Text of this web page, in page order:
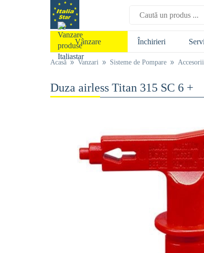
Vânzare Închirieri
Acasă Vanzari Sisteme de Pompare
Duza airless Titan 315 SC 6 +